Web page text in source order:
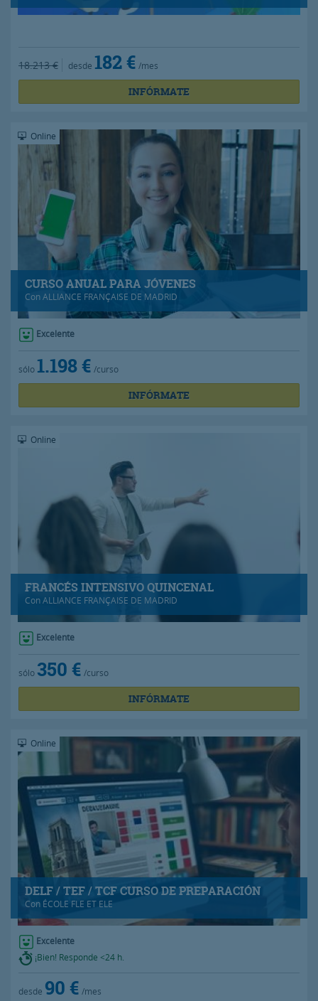
18.213 € desde 182 € /mes
INFÓRMATE
CURSO ANUAL PARA JÓVENES
ConALLIANCE FRANÇAISE DE MADRID
Online
Excelente
sólo 1.198 € /curso
INFÓRMATE
FRANCÉS INTENSIVO QUINCENAL
ConALLIANCE FRANÇAISE DE MADRID
Online
Excelente
sólo 350 € /curso
INFÓRMATE
DELF / TEF / TCF CURSO DE PREPARACIÓN
Con ÉCOLE FLE ET ELE
Online
Excelente
¡Bien! Responde <24 h.
desde 90 € /mes